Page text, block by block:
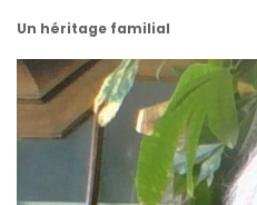
Un héritage familial